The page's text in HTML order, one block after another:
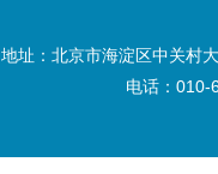
地址：北京市海淀区中关村
电话：